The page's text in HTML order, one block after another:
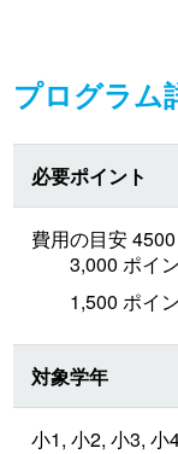
プログラム
必要ポイント
費用の目安
3,000 ポイ
1,500 ポイ
対象学年
小1, 小2, 小3, 小